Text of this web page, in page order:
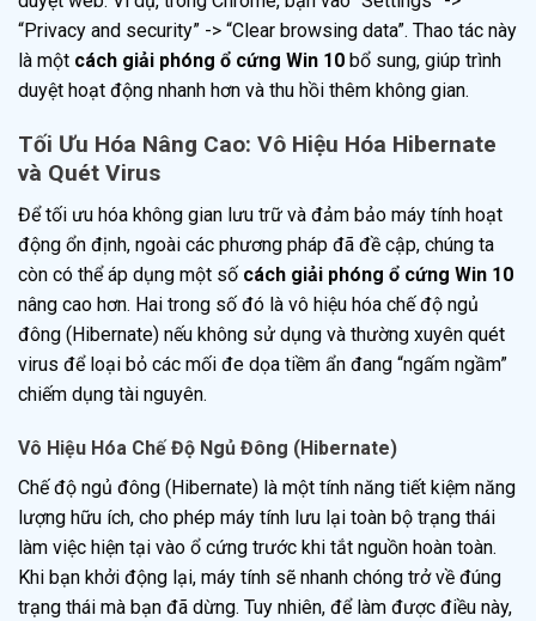
“Privacy and security” -> “Clear browsing data”. Thao tác này
là một cách giải phóng ổ cứng Win 10 bổ sung, giúp trình
duyệt hoạt động nhanh hơn và thu hồi thêm không gian.
Tối Ưu Hóa Nâng Cao: Vô Hiệu Hóa Hibernate
và Quét Virus
Để tối ưu hóa không gian lưu trữ và đảm bảo máy tính hoạt
động ổn định, ngoài các phương pháp đã đề cập, chúng ta
còn có thể áp dụng một số cách giải phóng ổ cứng Win 10
nâng cao hơn. Hai trong số đó là vô hiệu hóa chế độ ngủ
đông (Hibernate) nếu không sử dụng và thường xuyên quét
virus để loại bỏ các mối đe dọa tiềm ẩn đang “ngấm ngầm”
chiếm dụng tài nguyên.
Vô Hiệu Hóa Chế Độ Ngủ Đông (Hibernate)
Chế độ ngủ đông (Hibernate) là một tính năng tiết kiệm năng
lượng hữu ích, cho phép máy tính lưu lại toàn bộ trạng thái
làm việc hiện tại vào ổ cứng trước khi tắt nguồn hoàn toàn.
Khi bạn khởi động lại, máy tính sẽ nhanh chóng trở về đúng
trạng thái mà bạn đã dừng. Tuy nhiên, để làm được điều này,